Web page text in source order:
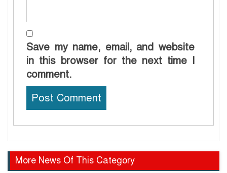
Save my name, email, and website
in this browser for the next time I
comment.
More News Of This Category